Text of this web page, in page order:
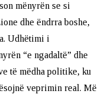
mënyrën se si
dhe ëndrra boshe,
Udhëtimi i
“e ngadaltë” dhe
të mëdha politike, ku
veprimin real. Më